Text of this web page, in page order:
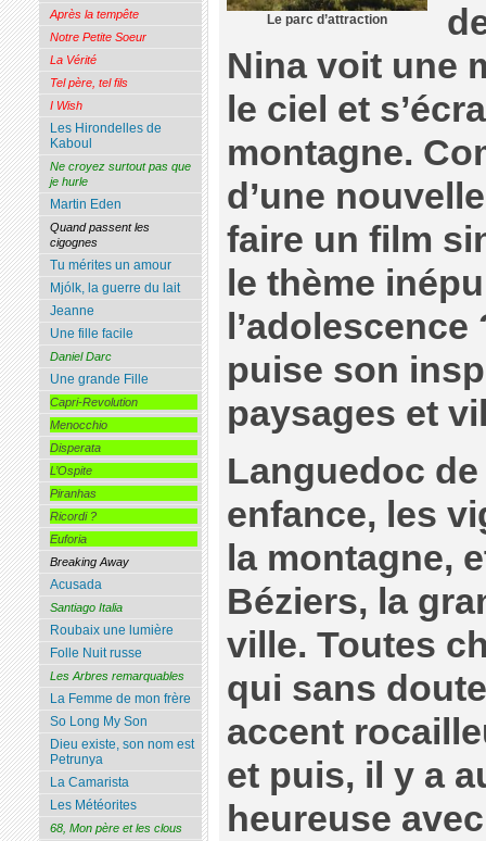
Le parc d’attraction
Nina voit une
le ciel et
montagne.
d’une
faire un film
le thème
puise son
paysages et
Languedoc
enfance, les
la montagne,
Béziers, la
ville. Toutes
qui sans
accent
et puis, il y a
heureuse
Après la tempête
Notre Petite Soeur
La Vérité
Tel père, tel fils
I Wish
Les Hirondelles de
Kaboul
Ne croyez surtout pas que
je hurle
Martin Eden
Quand passent les
cigognes
Tu mérites un amour
Mjólk, la guerre du lait
Jeanne
Une fille facile
Daniel Darc
Une grande Fille
Capri-Revolution
Menocchio
Disperata
L’Ospite
Piranhas
Ricordi ?
Euforia
Breaking Away
Acusada
Santiago Italia
Roubaix une lumière
Folle Nuit russe
Les Arbres remarquables
La Femme de mon frère
So Long My Son
Dieu existe, son nom est
Petrunya
La Camarista
Les Météorites
68, Mon père et les clous